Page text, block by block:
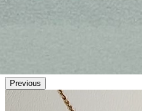
Previous